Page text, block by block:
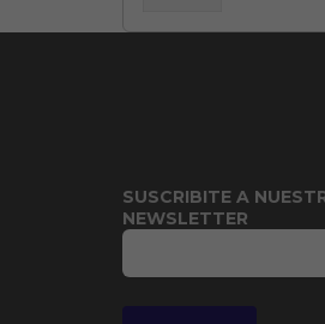
SUSCRIBITE A
NEWSLETTER